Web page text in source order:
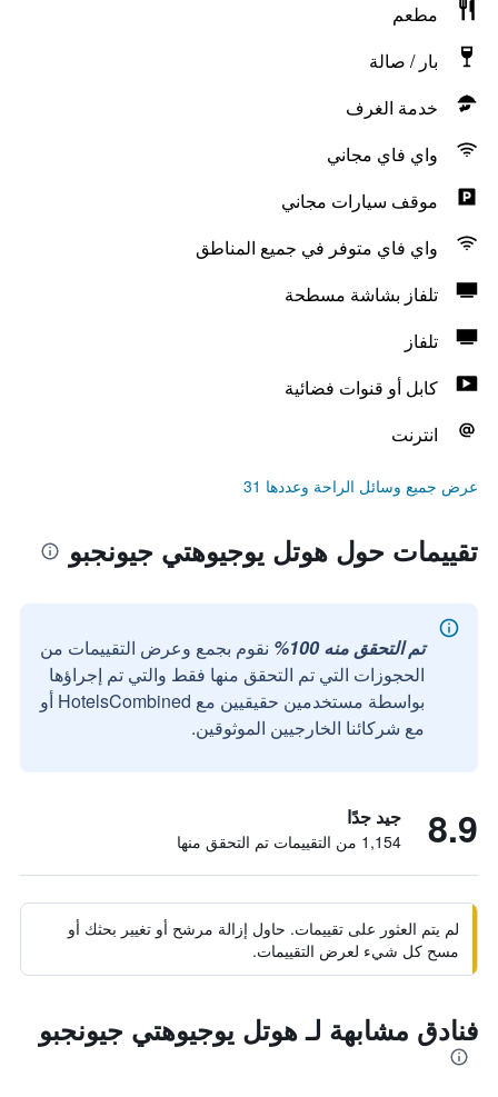
مطعم
بار / صالة
خدمة الغرف
واي فاي مجاني
موقف سيارات مجاني
واي فاي متوفر في جميع المناطق
تلفاز بشاشة مسطحة
تلفاز
كابل أو قنوات فضائية
انترنت
عرض جميع وسائل الراحة وعددها 31
تقييمات حول هوتل يوجيوهتي جيونجبو
تم التحقق منه 100%
نقوم بجمع وعرض التقييمات من
الحجوزات التي تم التحقق منها فقط والتي تم إجراؤها
بواسطة مستخدمين حقيقيين مع HotelsCombined أو
مع شركائنا الخارجيين الموثوقين.
8.9 جيد جدًا
1,154 من التقييمات تم التحقق منها
لم يتم العثور على تقييمات. حاول إزالة مرشح أو تغيير بحثك أو
مسح كل شيء لعرض التقييمات.
فنادق مشابهة لـ هوتل يوجيوهتي جيونجبو